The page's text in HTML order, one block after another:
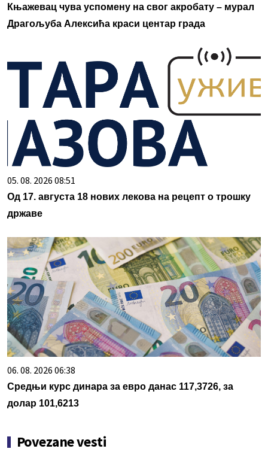
Књажевац чува успомену на свог акробату – мурал
Драгoљуба Алексића краси центар града
05. 08. 2026 08:51
Од 17. августа 18 нових лекова на рецепт о трошку
државе
06. 08. 2026 06:38
Средњи курс динара за евро данас 117,3726, за
долар 101,6213
Povezane vesti